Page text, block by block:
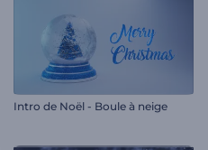
Intro de Noël - Boule à neige